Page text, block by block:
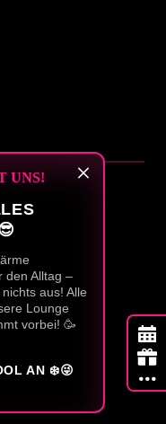
UNS!
den Alltag –
aus! Alle
Lounge
vorbei! 🥳
AN ❄️😜